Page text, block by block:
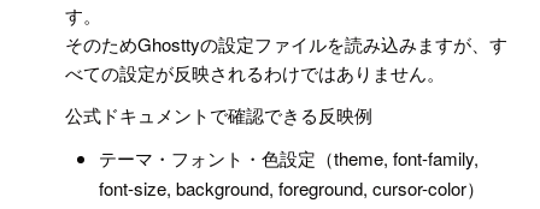
す。
そのためGhosttyの設定ファイルを読み込みますが、す
べての設定が反映されるわけではありません。
公式ドキュメントで確認できる反映例
テーマ・フォント・色設定（theme, font-family,
font-size, background, foreground, cursor-color）